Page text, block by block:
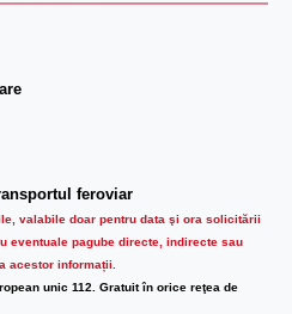
feroviar
valabile doar pentru data şi ora solicitării
eventuale pagube directe, indirecte sau
acestor informații.
unic 112. Gratuit în orice reţea de